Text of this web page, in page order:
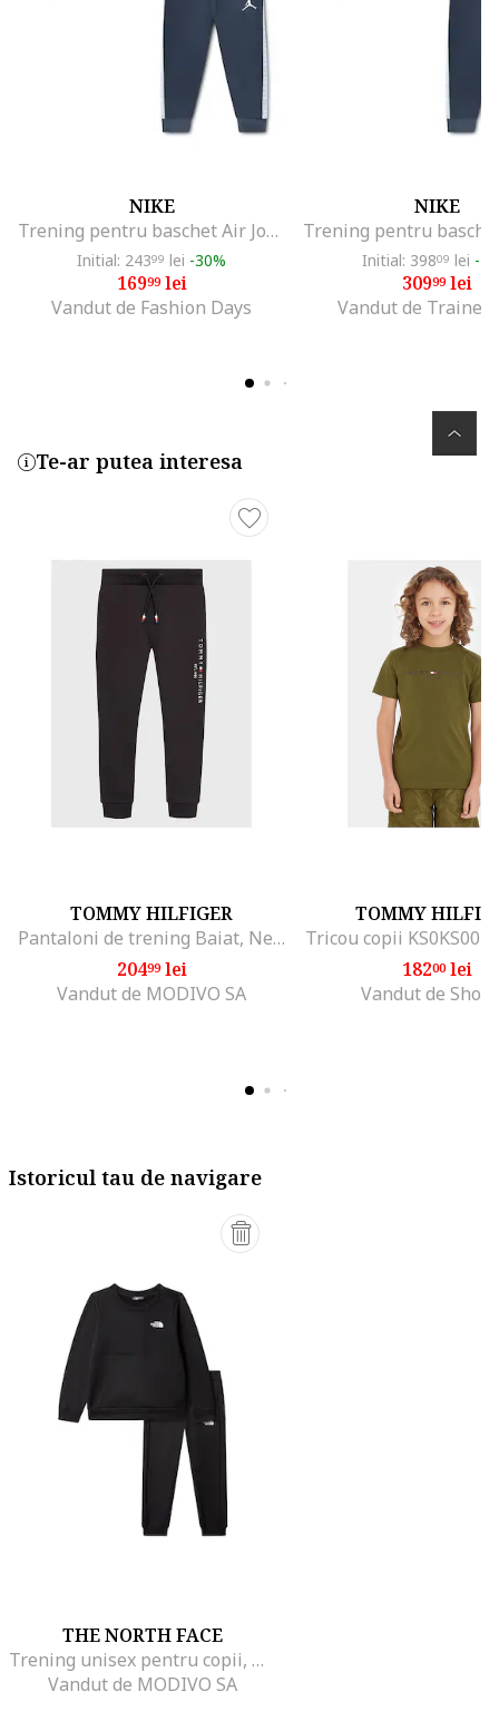
NIKE
Trening pentru baschet Air Jordan, Albastru pastel/Albastru inchis
Initial: 24399 lei -30%
16999lei
Vandut de Fashion Days
NIKE
Initial: 39809 lei -
30999lei
Vandut de
Te-ar putea interesa
TOMMY HILFIGER
Pantaloni de trening Baiat, Negru, 100% bumbac, 4Y
20499lei
Vandut de MODIVO SA
TOMMY
Tricou copii
18200lei
Vandut de
Istoricul tau de navigare
THE NORTH FACE
Trening unisex pentru copii, Negru, 100% poliester reciclat, Negru
Vandut de MODIVO SA